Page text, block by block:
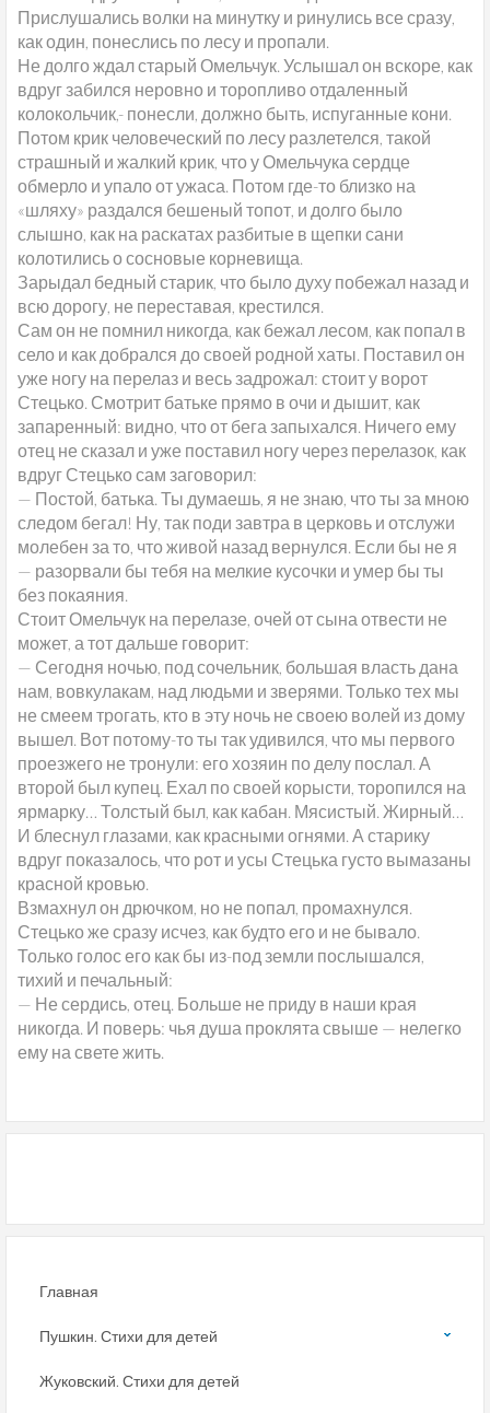
Прислушались волки на минутку и ринулись все сразу,
как один, понеслись по лесу и пропали.
Не долго ждал старый Омельчук. Услышал он вскоре, как
вдруг забился неровно и торопливо отдаленный
колокольчик,- понесли, должно быть, испуганные кони.
Потом крик человеческий по лесу разлетелся, такой
страшный и жалкий крик, что у Омельчука сердце
обмерло и упало от ужаса. Потом где-то близко на
«шляху» раздался бешеный топот, и долго было
слышно, как на раскатах разбитые в щепки сани
колотились о сосновые корневища.
Зарыдал бедный старик, что было духу побежал назад и
всю дорогу, не переставая, крестился.
Сам он не помнил никогда, как бежал лесом, как попал в
село и как добрался до своей родной хаты. Поставил он
уже ногу на перелаз и весь задрожал: стоит у ворот
Стецько. Смотрит батьке прямо в очи и дышит, как
запаренный: видно, что от бега запыхался. Ничего ему
отец не сказал и уже поставил ногу через перелазок, как
вдруг Стецько сам заговорил:
— Постой, батька. Ты думаешь, я не знаю, что ты за мною
следом бегал! Ну, так поди завтра в церковь и отслужи
молебен за то, что живой назад вернулся. Если бы не я
— разорвали бы тебя на мелкие кусочки и умер бы ты
без покаяния.
Стоит Омельчук на перелазе, очей от сына отвести не
может, а тот дальше говорит:
— Сегодня ночью, под сочельник, большая власть дана
нам, вовкулакам, над людьми и зверями. Только тех мы
не смеем трогать, кто в эту ночь не своею волей из дому
вышел. Вот потому-то ты так удивился, что мы первого
проезжего не тронули: его хозяин по делу послал. А
второй был купец. Ехал по своей корысти, торопился на
ярмарку… Толстый был, как кабан. Мясистый. Жирный…
И блеснул глазами, как красными огнями. А старику
вдруг показалось, что рот и усы Стецька густо вымазаны
красной кровью.
Взмахнул он дрючком, но не попал, промахнулся.
Стецько же сразу исчез, как будто его и не бывало.
Только голос его как бы из-под земли послышался,
тихий и печальный:
— Не сердись, отец. Больше не приду в наши края
никогда. И поверь: чья душа проклята свыше — нелегко
ему на свете жить.
Главная
Пушкин. Стихи для детей
Жуковский. Стихи для детей